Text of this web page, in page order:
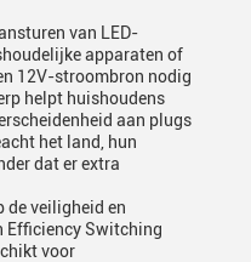
van LED-
apparaten of
12V-stroombron nodig
helpt huishoudens
aan plugs
het land, hun
dat er extra
de veiligheid en
Efficiency Switching
voor